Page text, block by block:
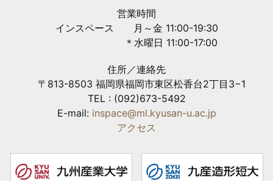
営業時間
インスペース 月～金 11:00-19:30
＊水曜日 11:00-17:00
住所／連絡先
〒813-8503 福岡県福岡市東区松香台2丁目3−1
TEL : (092)673-5492
E-mail: inspace@ml.kyusan-u.ac.jp
アクセス